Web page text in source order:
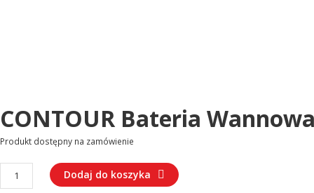
CONTOUR Bateria
Produkt dostępny na zamówienie
ilość
CONTOUR
Dodaj do koszyka